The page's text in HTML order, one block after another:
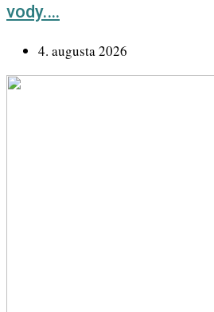
vody.…
4. augusta 2026